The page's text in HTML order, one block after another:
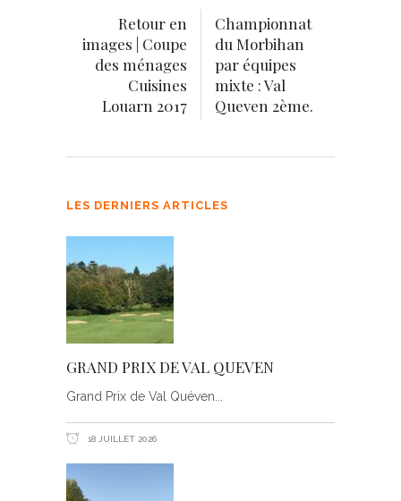
Retour en
images | Coupe
des ménages
Cuisines
Louarn 2017
Championnat
du Morbihan
par équipes
mixte : Val
Queven 2ème.
LES DERNIERS ARTICLES
GRAND PRIX DE VAL QUEVEN
Grand Prix de Val Quéven
18 JUILLET 2026